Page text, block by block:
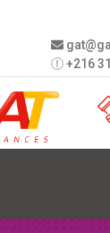
+216